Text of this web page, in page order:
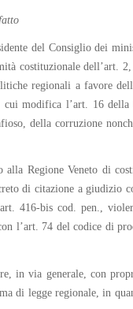
del Consiglio dei
costituzionale dell’art.
regionali a favore
modifica l’art. 16
della corruzione
Regione Veneto di
di citazione a
416-bis cod. pen.,
l’art. 74 del codice di
in via generale, con
legge regionale, in